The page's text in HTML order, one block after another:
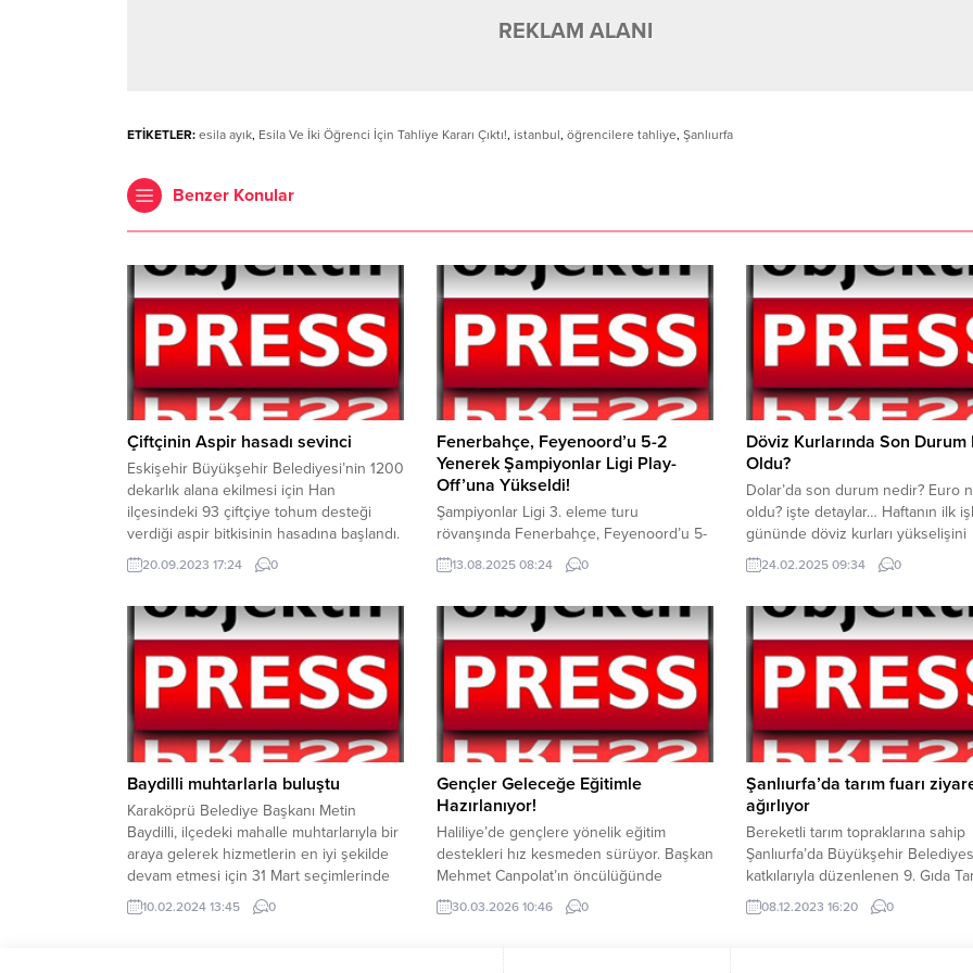
REKLAM ALANI
ETİKETLER: esila ayık, Esila Ve İki Öğrenci İçin Tahliye Kararı Çıktı!, istanbul, öğrencilere tahliye, Şanlıurfa
Benzer Konular
Çiftçinin Aspir hasadı sevinci
Eskişehir Büyükşehir Belediyesi’nin 1200
dekarlık alana ekilmesi için Han
ilçesindeki 93 çiftçiye tohum desteği
verdiği aspir bitkisinin hasadına başlandı.
Elde edilecek hasat, ilçedeki tesiste
işlenerek yüksek katma değerli ürün
büyük katkı sağlayacak.Eskişehir
Büyükşehir Belediyesi, çiftçiyi klasik tarım
dışında farklı iş kollarına yönlendirerek
yüksek gelir elde...
20.09.2023 17:24 0
Fenerbahçe, Feyenoord’u 5-2
Yenerek Şampiyonlar Ligi Play-
Off’una Yükseldi!
Şampiyonlar Ligi 3. eleme turu
rövanşında Fenerbahçe, Feyenoord’u 5-
2 mağlup etti. İlk maçı 2-1 kaybeden sarı-
lacivertliler, Archie Brown (44’), Jhon
Nesyri (83’) ve Anderson Talisca’nın (90’)
golleriyle turu geçti. Feyenoord’un golleri
Watanabe’den (41’, 89’) geldi. Sarı-
lacivertliler, play-off’ta Portekiz’in Benfica
Kulübüyle eşleşti. YAZI ARASI REKLAM
ALANI
13.08.2025 08:24 0
Döviz Kurlarında Son Durum
Oldu?
Dolar’da son durum nedir? Euro
oldu? işte detaylar… Haftanın ilk
gününde döviz kurları yükselişini
sürdürüyor. geçtiğimiz haftayı
kapatan Dolar, yeni haftaya 36.39
itibariyle Dolar 36.44 TL’den Euro
38.32 TL’den işlem görüyor.
paritesi ise 1.05 oldu.
24.02.2025 09:34 0
Baydilli muhtarlarla buluştu
Karaköprü Belediye Başkanı Metin
Baydilli, ilçedeki mahalle muhtarlarıyla bir
araya gelerek hizmetlerin en iyi şekilde
devam etmesi için 31 Mart seçimlerinde
destek istedi 31 Mart yerel seçimleri için
Cumhurbaşkanı ve AK Parti Genel
10.02.2024 13:45 0
Gençler Geleceğe Eğitimle
Hazırlanıyor!
Haliliye’de gençlere yönelik eğitim
destekleri hız kesmeden sürüyor. Başkan
Mehmet Canpolat’ın öncülüğünde
yürütülen çalışmalar kapsamında, ilçe
genelinde hem akademik hem de sosyal
geçiriliyor. Kültür, Sanat ve Sosyal İşler
30.03.2026 10:46 0
Şanlıurfa’da tarım fuarı
ağırlıyor
Bereketli tarım topraklarına sahip
Şanlıurfa’da Büyükşehir
katkılarıyla düzenlenen 9. Gıda
Hayvancılık Fuarı, ziyaretçilerini
ağırlamaya devam ediyor. Fuarda
08.12.2023 16:20 0